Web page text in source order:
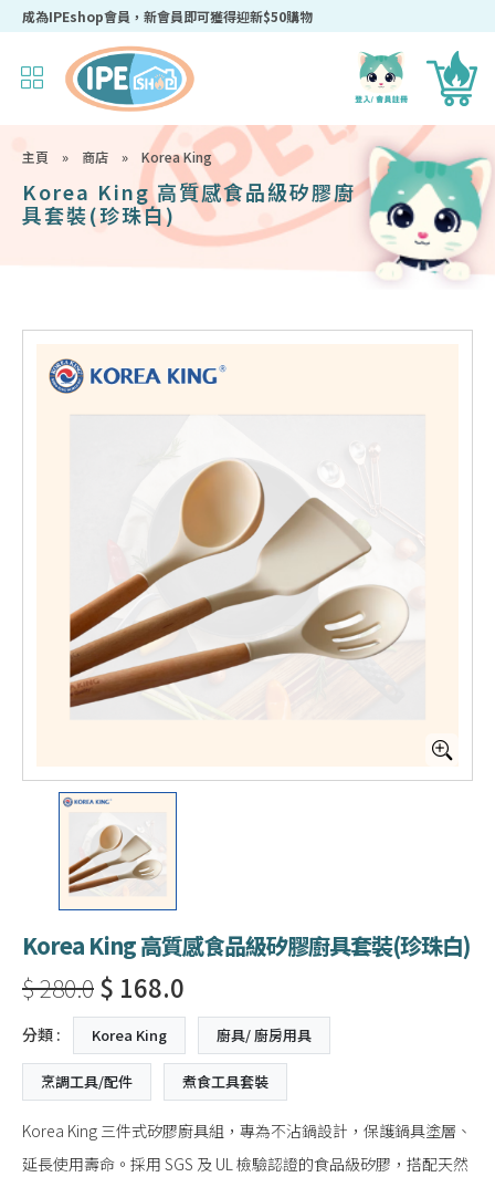
成為IPEshop會員，新會員即可獲得迎新$50購物優惠碼！
主頁 » 商店 » Korea King
Korea King 高質感食品級矽膠廚
具套裝(珍珠白)
Korea King 高質感食品級矽膠廚具套裝(珍珠白)
$ 280.0$ 168.0
分類 : Korea King 廚具/ 廚房用具
烹調工具/配件 煮食工具套裝
Korea King 三件式矽膠廚具組，專為不沾鍋設計，保護鍋具塗層、
延長使用壽命。採用 SGS 及 UL 檢驗認證的食品級矽膠，搭配天然